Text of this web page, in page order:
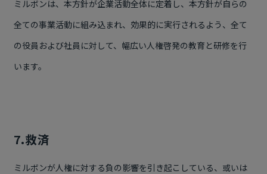
ミルボンは、本方針が企業活動全体に定着し、本方針が自らの
全ての事業活動に組み込まれ、効果的に実行されるよう、全て
の役員および社員に対して、幅広い人権啓発の教育と研修を行
います。
7.救済
ミルボンが人権に対する負の影響を引き起こしている、或いは